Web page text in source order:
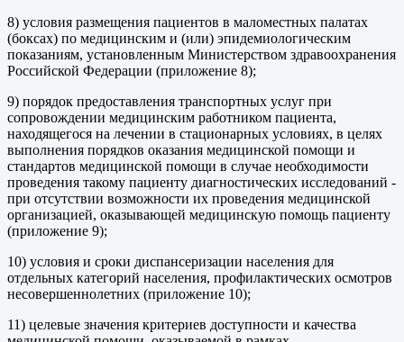
8) условия размещения пациентов в маломестных палатах
(боксах) по медицинским и (или) эпидемиологическим
показаниям, установленным Министерством здравоохранения
Российской Федерации (приложение 8);
9) порядок предоставления транспортных услуг при
сопровождении медицинским работником пациента,
находящегося на лечении в стационарных условиях, в целях
выполнения порядков оказания медицинской помощи и
стандартов медицинской помощи в случае необходимости
проведения такому пациенту диагностических исследований -
при отсутствии возможности их проведения медицинской
организацией, оказывающей медицинскую помощь пациенту
(приложение 9);
10) условия и сроки диспансеризации населения для
отдельных категорий населения, профилактических осмотров
несовершеннолетних (приложение 10);
11) целевые значения критериев доступности и качества